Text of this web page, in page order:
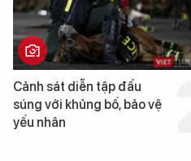
Cảnh sát diễn tập đấu
súng với khủng bố, bảo vệ
yếu nhân